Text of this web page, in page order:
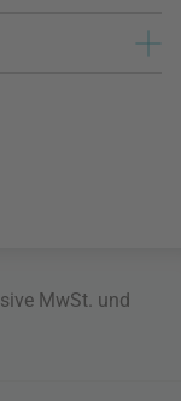
MwSt. und